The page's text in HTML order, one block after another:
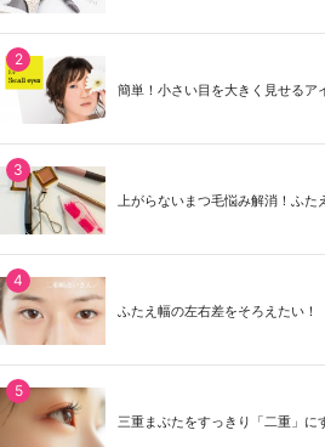
簡単！小さい目を大きく見せるア
上がらないまつ毛悩み解消！ふた
ふたえ幅の左右差をそろえたい！
三重まぶたをすっきり「二重」に